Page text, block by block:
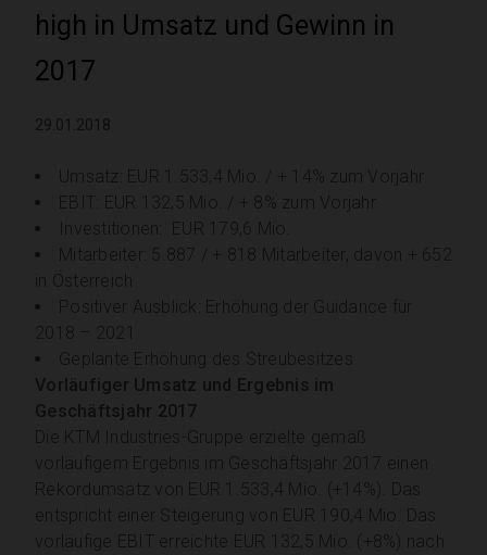
high in Umsatz und Gewinn in
2017
29.01.2018
Umsatz: EUR 1.533,4 Mio. / + 14% zum Vorjahr
EBIT: EUR 132,5 Mio. / + 8% zum Vorjahr
Investitionen: EUR 179,6 Mio.
Mitarbeiter: 5.887 / + 818 Mitarbeiter, davon + 652
in Österreich
Positiver Ausblick: Erhöhung der Guidance für
2018 – 2021
Geplante Erhöhung des Streubesitzes
Vorläufiger Umsatz und Ergebnis im
Geschäftsjahr 2017
Die KTM Industries-Gruppe erzielte gemäß
vorläufigem Ergebnis im Geschäftsjahr 2017 einen
Rekordumsatz von EUR 1.533,4 Mio. (+14%). Das
entspricht einer Steigerung von EUR 190,4 Mio.
Das
vorläufige EBIT erreichte EUR 132,5 Mio. (+8%) nach